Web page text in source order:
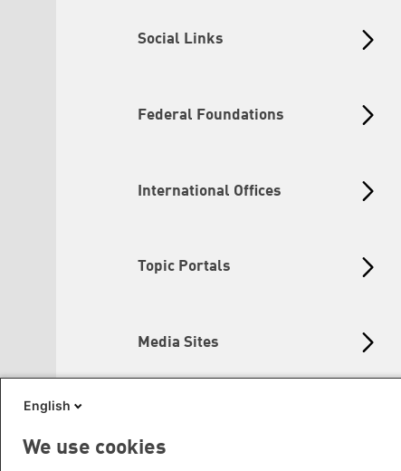
Social Links
Federal Foundations
International Offices
Topic Portals
Media Sites
English
We use cookies